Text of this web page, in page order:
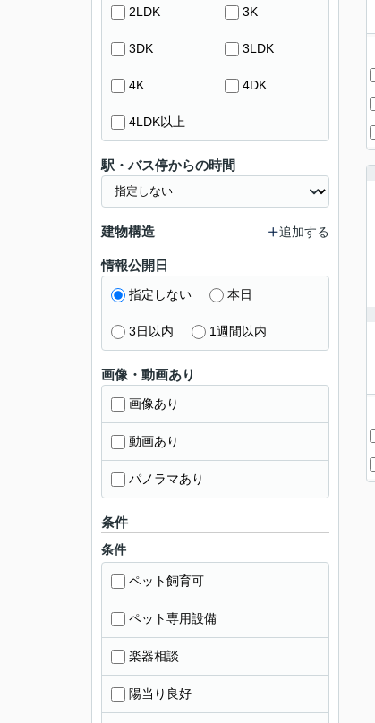
2LDK 3K
3DK 3LDK
4K 4DK
4LDK以上
駅・バス停からの時間
建物構造 追加する
情報公開日
指定しない 本日
3日以内 1週間以内
画像・動画あり
画像あり
動画あり
パノラマあり
条件
条件
ペット飼育可
ペット専用設備
楽器相談
陽当り良好